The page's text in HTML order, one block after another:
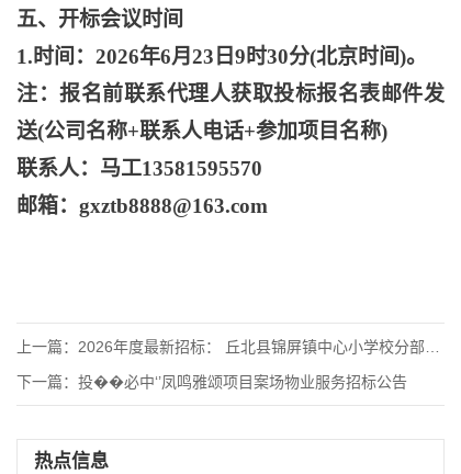
五、开标会议时间
1.时间：2026年6月23日9时30分(北京时间)。
注：报名前联系代理人获取投标报名表邮件发
送(公司名称+联系人电话+参加项目名称)
联系人：马工13581595570
邮箱： gxztb8888@163.com
上一篇： 2026年度最新招标： 丘北县锦屏镇中心小学校分部报告厅音频
下一篇： 投��必中‘’凤鸣雅颂项目案场物业服务招标公告
热点信息